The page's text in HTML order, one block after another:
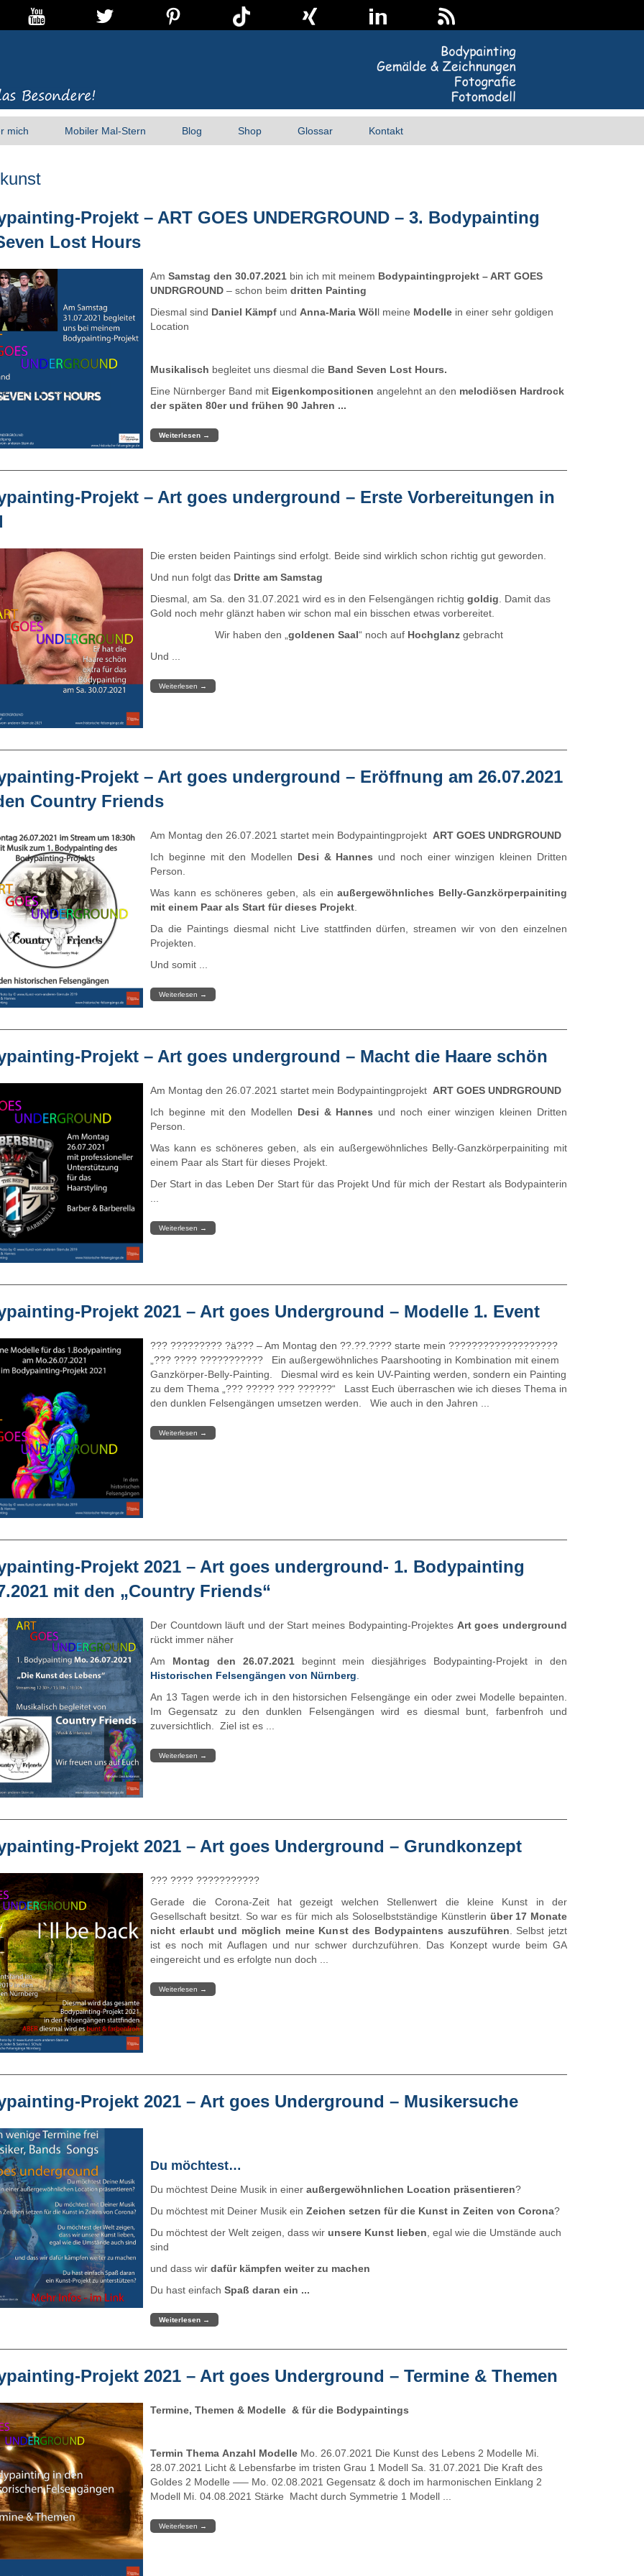
mich Mobiler Mal-Stern Blog Shop Glossar Kontakt
Projekt – ART GOES UNDERGROUND – 3. Bodypainting
Lost Hours
Am Samstag den 30.07.2021 bin ich mit meinem Bodypaintingprojekt – ART GOES
UNDRGROUND – schon beim dritten Painting
Diesmal sind Daniel Kämpf und Anna-Maria Wöll meine Modelle in einer sehr goldigen
Location
Musikalisch begleitet uns diesmal die Band Seven Lost Hours.
Eine Nürnberger Band mit Eigenkompositionen angelehnt an den melodiösen Hardrock
der späten 80er und frühen 90 Jahren ...
Weiterlesen →
Projekt – Art goes underground – Erste Vorbereitungen in
Die ersten beiden Paintings sind erfolgt. Beide sind wirklich schon richtig gut geworden.
Und nun folgt das Dritte am Samstag
Diesmal, am Sa. den 31.07.2021 wird es in den Felsengängen richtig goldig . Damit das
Gold noch mehr glänzt haben wir schon mal ein bisschen etwas vorbereitet.
Wir haben den „ goldenen Saal“ noch auf Hochglanzgebracht
Und ...
Weiterlesen →
Projekt – Art goes underground – Eröffnung am 26.07.2021
Country Friends
Am Montag den 26.07.2021 startet mein Bodypaintingprojekt ART GOES UNDRGROUND
Ich beginne mit den Modellen Desi & Hannes und noch einer winzigen kleinen Dritten
Person.
Was kann es schöneres geben, als einaußergewöhnliches Belly-Ganzkörperpainiting
mit einem Paar als Start für dieses Projekt
Da die Paintings diesmal nicht Live stattfinden dürfen, streamen wir von den einzelnen
Projekten.
Und somit ...
Weiterlesen →
Projekt – Art goes underground – Macht die Haare schön
Am Montag den 26.07.2021 startet mein Bodypaintingprojekt ART GOES UNDRGROUND
Ich beginne mit den Modellen Desi & Hannes und noch einer winzigen kleinen Dritten
Person.
Was kann es schöneres geben, als ein außergewöhnliches Belly-Ganzkörperpainiting mit
einem Paar als Start für dieses Projekt.
Der Start in das Leben Der Start für das Projekt Und für mich der Restart als Bodypainterin
Weiterlesen →
Projekt 2021 – Art goes Underground – Modelle 1. Event
??? ????????? ?ä??? – Am Montag den ??.??.???? starte mein ???????????????????
„??? ???? ??????????? Ein außergewöhnliches Paarshooting in Kombination mit einem
Ganzkörper-Belly-Painting. Diesmal wird es kein UV-Painting werden, sondern ein Painting
zu dem Thema „??? ????? ??? ??????“ Lasst Euch überraschen wie ich dieses Thema in
den dunklen Felsengängen umsetzen werden. Wie auch in den Jahren ...
Weiterlesen →
Projekt 2021 – Art goes underground- 1. Bodypainting
mit den „Country Friends“
Der Countdown läuft und der Start meines Bodypainting-Projektes Art goes underground
rückt immer näher
Am Montag den 26.07.2021beginnt mein diesjähriges Bodypainting-Projekt in den
Historischen Felsengängen von Nürnberg
An 13 Tagen werde ich in den historsichen Felsengänge ein oder zwei Modelle bepainten.
Im Gegensatz zu den dunklen Felsengängen wird es diesmal bunt, farbenfroh und
zuversichtlich. Ziel ist es ...
Weiterlesen →
Projekt 2021 – Art goes Underground – Grundkonzept
??? ???? ???????????
Gerade die Corona-Zeit hat gezeigt welchen Stellenwert die kleine Kunst in der
Gesellschaft besitzt. So war es für mich als Soloselbstständige Künstlerin über 17 Monate
nicht erlaubt und möglich meine Kunst des Bodypaintens auszuführen . Selbst jetzt
ist es noch mit Auflagen und nur schwer durchzuführen. Das Konzept wurde beim GA
eingereicht und es erfolgte nun doch ...
Weiterlesen →
Projekt 2021 – Art goes Underground – Musikersuche
Du möchtest…
Du möchtest Deine Musik in einer außergewöhnlichen Location präsentieren?
Du möchtest mit Deiner Musik ein Zeichen setzen für die Kunst in Zeiten von Corona?
Du möchtest der Welt zeigen, dass wir unsere Kunst lieben , egal wie die Umstände auch
sind
und dass wir dafür kämpfen weiter zu machen
Du hast einfach Spaß daran ein ...
Weiterlesen →
Projekt 2021 – Art goes Underground – Termine & Themen
Termine, Themen & Modelle & für die Bodypaintings
Termin Thema Anzahl Modelle Mo. 26.07.2021 Die Kunst des Lebens 2 Modelle Mi.
28.07.2021 Licht & Lebensfarbe im tristen Grau 1 Modell Sa. 31.07.2021 Die Kraft des
Goldes 2 Modelle —– Mo. 02.08.2021 Gegensatz & doch im harmonischen Einklang 2
Modell Mi. 04.08.2021 Stärke Macht durch Symmetrie 1 Modell ...
Weiterlesen →